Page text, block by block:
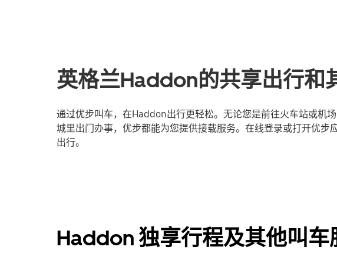
英格兰Haddon的共享出行和
通过优步叫车，在Haddon出行更轻松。无论您是前往火车站或机
城里出门办事，优步都能为您提供接载服务。在线登录或打开优步
出行。
Haddon 独享行程及其他叫车